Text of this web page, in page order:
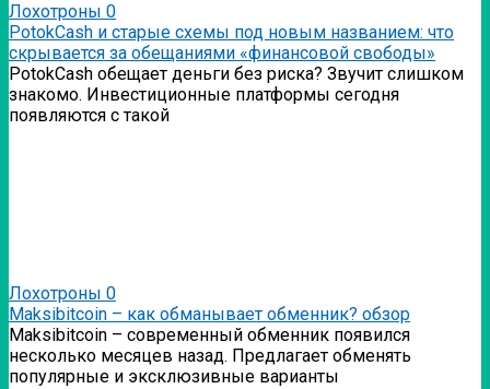
Лохотроны 0
PotokCash и старые схемы под новым названием: что
скрывается за обещаниями «финансовой свободы»
PotokCash обещает деньги без риска? Звучит слишком
знакомо. Инвестиционные платформы сегодня
появляются с такой
Лохотроны 0
Мaksibitcoin – как обманывает обменник? обзор
Мaksibitcoin – современный обменник появился
несколько месяцев назад. Предлагает обменять
популярные и эксклюзивные варианты